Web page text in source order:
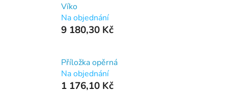
Víko
Na objednání
9 180,30 Kč
Příložka opěrná
Na objednání
1 176,10 Kč